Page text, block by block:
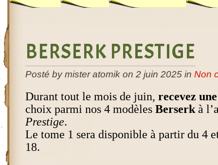
BERSERK PRESTIGE
Posté by mister atomik on 2 juin 2025 in Non
Durant tout le mois de juin, recevez
choix parmi nos 4 modèles Berserkà
Prestige.
Le tome 1 sera disponible à partir du 4
18.